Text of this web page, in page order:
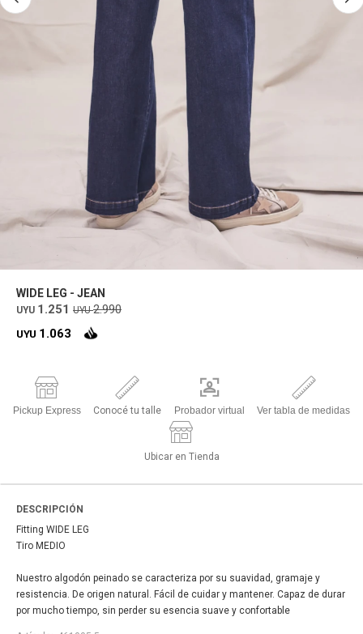
WIDE LEG - JEAN
UYU 1.251 UYU 2.990
UYU 1.063
Pickup Express Conocé tu talle Probador virtual Ver tabla de medidas
Ubicar en Tienda
DESCRIPCIÓN
Fitting WIDE LEG
Tiro MEDIO
Nuestro algodón peinado se caracteriza por su suavidad, gramaje y
resistencia. De origen natural. Fácil de cuidar y mantener. Capaz de durar
por mucho tiempo, sin perder su esencia suave y confortable